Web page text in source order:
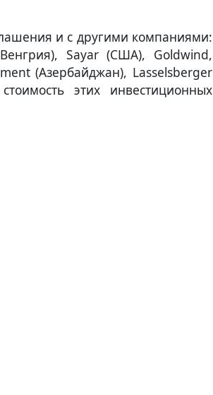
и с другими компаниями:
Sayar (США), Goldwind,
(Азербайджан), Lasselsberger
этих инвестиционных